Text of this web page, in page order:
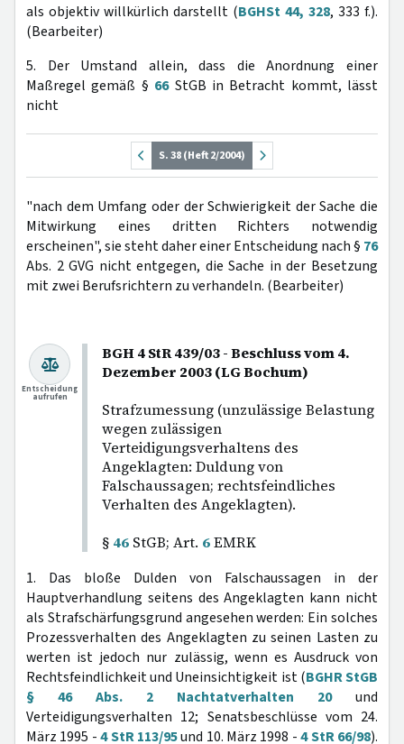
als objektiv willkürlich darstellt (BGHSt 44, 328, 333 f.).
(Bearbeiter)
5. Der Umstand allein, dass die Anordnung einer
Maßregel gemäß § 66StGB in Betracht kommt, lässt
nicht
S. 38 (Heft 2/2004)
"nach dem Umfang oder der Schwierigkeit der Sache die
Mitwirkung eines dritten Richters notwendig
erscheinen", sie steht daher einer Entscheidung nach § 76
Abs. 2 GVG nicht entgegen, die Sache in der Besetzung
mit zwei Berufsrichtern zu verhandeln. (Bearbeiter)
BGH 4 StR 439/03 - Beschluss vom 4.
Dezember 2003 (LG Bochum)
Strafzumessung (unzulässige Belastung
wegen zulässigen
Verteidigungsverhaltens des
Angeklagten: Duldung von
Falschaussagen; rechtsfeindliches
Verhalten des Angeklagten).
§ 46 StGB; Art. 6EMRK
Entscheidung
aufrufen
1. Das bloße Dulden von Falschaussagen in der
Hauptverhandlung seitens des Angeklagten kann nicht
als Strafschärfungsgrund angesehen werden: Ein solches
Prozessverhalten des Angeklagten zu seinen Lasten zu
werten ist jedoch nur zulässig, wenn es Ausdruck von
Rechtsfeindlichkeit und Uneinsichtigkeit ist (BGHR StGB
§ 46 Abs. 2 Nachtatverhalten 20und
Verteidigungsverhalten 12; Senatsbeschlüsse vom 24.
März 1995 -4 StR 113/95und 10. März 1998 -4 StR 66/98).